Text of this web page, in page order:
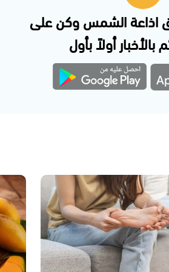
اذاعة الشمس وكن على
بالأخبار أولاً بأول